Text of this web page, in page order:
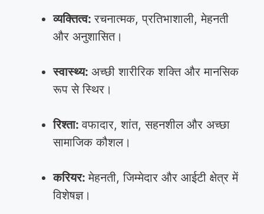
व्यक्तित्व:रचनात्मक, प्रतिभाशाली, मेहनती
और अनुशासित।
स्वास्थ्य: अच्छी शारीरिक शक्ति और मानसिक
रूप से स्थिर।
रिश्ता:वफादार, शांत, सहनशील और अच्छा
सामाजिक कौशल।
करियर:मेहनती, जिम्मेदार और आईटी क्षेत्र में
विशेषज्ञ।